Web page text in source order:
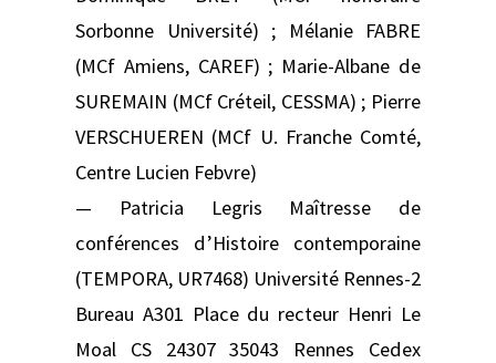
Sorbonne Université) ; Mélanie FABRE
(MCf Amiens, CAREF) ; Marie-Albane de
SUREMAIN (MCf Créteil, CESSMA) ; Pierre
VERSCHUEREN (MCf U. Franche Comté,
Centre Lucien Febvre)
— Patricia Legris Maîtresse de
conférences d’Histoire contemporaine
(TEMPORA, UR7468) Université Rennes-2
Bureau A301 Place du recteur Henri Le
Moal CS 24307 35043 Rennes Cedex